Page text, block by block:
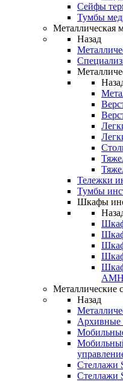
Сейфы
Тумбы
Металлическая
Назад
Тележки
Тумбы
Шкафы
Металлические
Назад
Архивные
Стеллажи
Стеллажи